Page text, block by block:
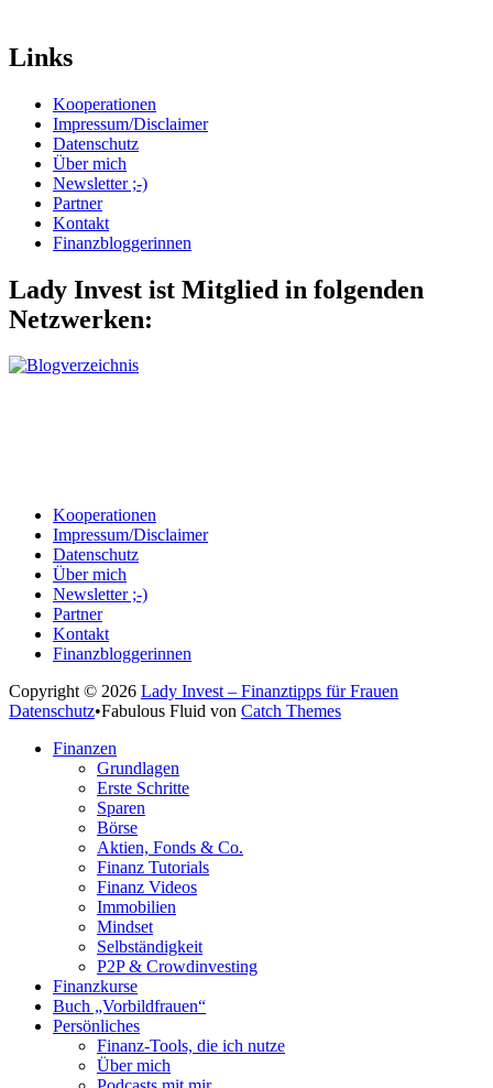
Links
Kooperationen
Impressum/Disclaimer
Datenschutz
Über mich
Newsletter ;-)
Partner
Kontakt
Finanzbloggerinnen
Lady Invest ist Mitglied in folgenden
Netzwerken:
Kooperationen
Impressum/Disclaimer
Datenschutz
Über mich
Newsletter ;-)
Partner
Kontakt
Finanzbloggerinnen
Copyright © 2026 Lady Invest – Finanztipps für Frauen
Datenschutz•Fabulous Fluid von Catch Themes
oben
Finanzen
Grundlagen
Erste Schritte
Sparen
Börse
Aktien, Fonds & Co.
Finanz Tutorials
Finanz Videos
Immobilien
Mindset
Selbständigkeit
P2P & Crowdinvesting
Finanzkurse
Buch „Vorbildfrauen“
Persönliches
Finanz-Tools, die ich nutze
Über mich